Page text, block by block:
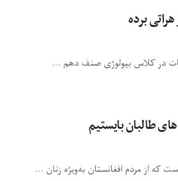
در کلاس بیولوژی صنف دهم ...
طالبان بایستیم
که از مردم افغانستان به‌ویژه زنان ...